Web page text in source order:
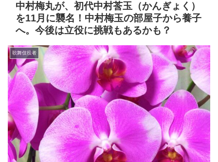
中村梅丸が、初代中村莟玉（かんぎょく）
を11月に襲名！中村梅玉の部屋子から養子
へ。今後は立役に挑戦もあるかも？
歌舞伎役者